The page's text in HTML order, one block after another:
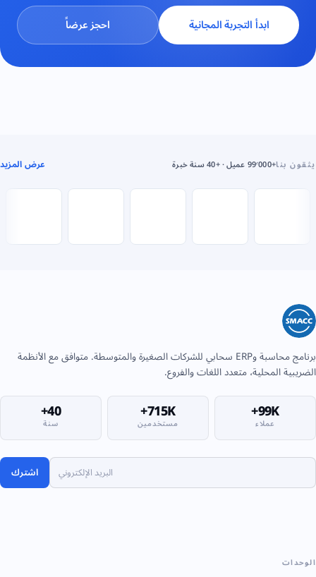
ابدأ التجربة المجانية احجز عرضاً
يثقون بنا+99٬000 عميل · +40 سنة خبرة عرض المزيد
برنامج محاسبة وERP سحابي للشركات الصغيرة والمتوسطة. متوافق مع الأنظمة
الضريبية المحلية، متعدد اللغات والفروع.
99K+
عملاء 715K+
مستخدمين 40+
سنة
اشترك
الوحدات